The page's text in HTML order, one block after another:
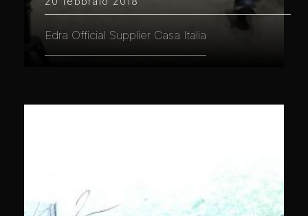
Edra Official Supplier Casa Italia